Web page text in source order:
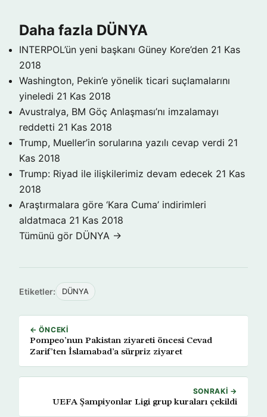
Daha fazla DÜNYA
INTERPOL’ün yeni başkanı Güney Kore’den 21 Kas
2018
Washington, Pekin’e yönelik ticari suçlamalarını
yineledi 21 Kas 2018
Avustralya, BM Göç Anlaşması’nı imzalamayı
reddetti 21 Kas 2018
Trump, Mueller’in sorularına yazılı cevap verdi 21
Kas 2018
Trump: Riyad ile ilişkilerimiz devam edecek 21 Kas
2018
Araştırmalara göre ‘Kara Cuma’ indirimleri
aldatmaca 21 Kas 2018
Tümünü gör DÜNYA →
Etiketler: DÜNYA
← ÖNCEKI
Pompeo’nun Pakistan ziyareti öncesi Cevad
Zarif’ten İslamabad’a sürpriz ziyaret
SONRAKI →
UEFA Şampiyonlar Ligi grup kuraları çekildi